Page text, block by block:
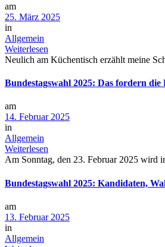
am
25. März 2025
in
Allgemein
Weiterlesen
Neulich am Küchentisch erzählt meine
Bundestagswahl 2025: Das fordern die
am
14. Februar 2025
in
Allgemein
Weiterlesen
Am Sonntag, den 23. Februar 2025 wird
Bundestagswahl 2025: Kandidaten,
am
13. Februar 2025
in
Allgemein